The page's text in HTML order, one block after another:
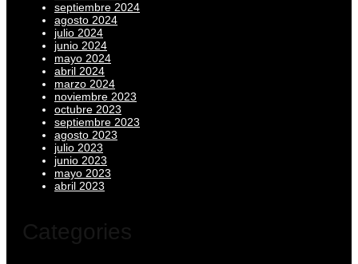
septiembre 2024
agosto 2024
julio 2024
junio 2024
mayo 2024
abril 2024
marzo 2024
noviembre 2023
octubre 2023
septiembre 2023
agosto 2023
julio 2023
junio 2023
mayo 2023
abril 2023
Categories